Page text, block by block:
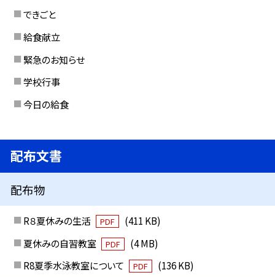
できごと
給食献立
緊急のお知らせ
学校行事
今日の給食
配布文書
配布物
R８夏休みの生活 PDF
(411 KB)
夏休みの自習教室
PDF
(4 MB)
R8夏季水泳教室について
PDF (136 KB)